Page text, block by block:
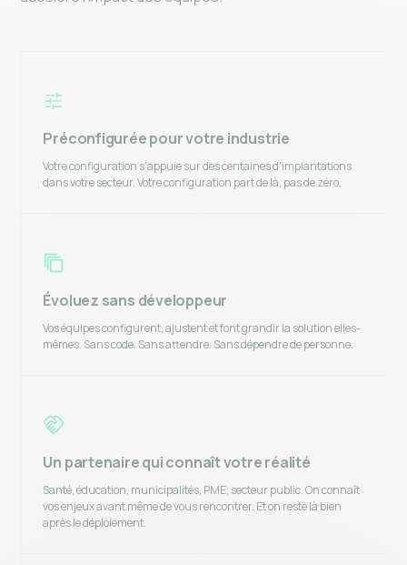
Préconfigurée pour votre industrie
Votre configuration s'appuie sur des centaines d'implantations
dans votre secteur. Votre configuration part de là, pas de zéro.
Évoluez sans développeur
Vos équipes configurent, ajustent et font grandir la solution elles-
mêmes. Sans code. Sans attendre. Sans dépendre de personne.
Un partenaire qui connaît votre réalité
Santé, éducation, municipalités, PME, secteur public. On connaît
vos enjeux avant même de vous rencontrer. Et on reste là bien
après le déploiement.